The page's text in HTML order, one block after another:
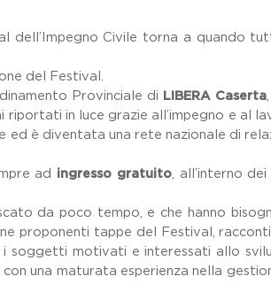
dell’Impegno Civile torna a quando
del Festival.
Provinciale di LIBERA Caserta
riportati in luce grazie all’impegno e al
ed è diventata una rete nazionale di
ad ingresso gratuito, all’interno dei
da poco tempo, e che hanno
proponenti tappe del Festival,
soggetti motivati e interessati allo
una maturata esperienza nella